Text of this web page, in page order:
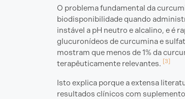
O problema fundamental da
biodisponibilidade quando
instável a pH neutro e alcalino, e é
glucuronídeos de curcumina e
mostram que menos de 1% da
terapêuticamente relevantes.
[3]
Isto explica porque a extensa
resultados clínicos com